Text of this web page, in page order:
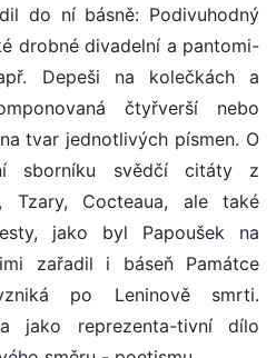
do ní básně: Podivuhodný
drobné divadelní a pantomi-
Depeši na kolečkách a
čtyřverší nebo
tvar jednotlivých písmen. O
sborníku svědčí citáty z
Tzary, Cocteaua, ale také
jako byl Papoušek na
zařadil i báseň Památce
po Leninově smrti.
jako reprezenta-tivní dílo